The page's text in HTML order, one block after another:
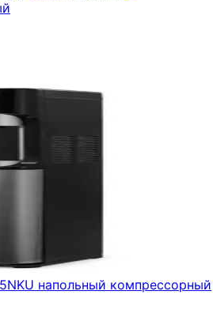
напольный компрессорный